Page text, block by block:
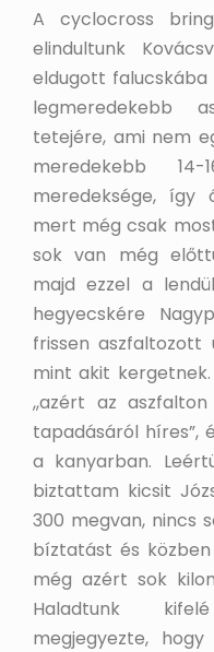
A cyclocross
elindultunk
eldugott
legmeredekebb
tetejére, ami nem
meredekebb
meredeksége, így
mert még csak
sok van még
majd ezzel a
hegyecskére
frissen aszfaltozott
mint akit
,,azért az
tapadásáról híres”,
a kanyarban.
biztattam kicsit
300 megvan, nincs
bíztatást és
még azért sok
Haladtunk
megjegyezte,